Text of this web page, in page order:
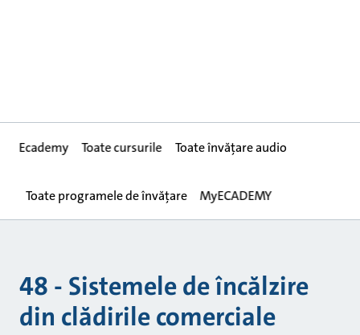
Ecademy Toate cursurile Toate învățare audio
Toate programele de învățare MyECADEMY
48 - Sistemele de încălzire
din clădirile comerciale